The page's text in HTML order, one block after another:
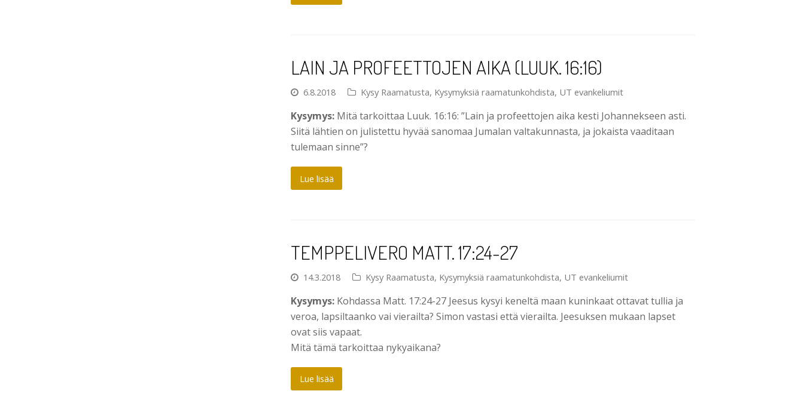
LAIN JA PROFEETTOJEN AIKA (LUUK. 16:16)
6.8.2018 Kysy Raamatusta, Kysymyksiä raamatunkohdista, UT evankeliumit
Kysymys: Mitä tarkoittaa Luuk. 16:16: ”Lain ja profeettojen aika kesti Johannekseen asti.
Siitä lähtien on julistettu hyvää sanomaa Jumalan valtakunnasta, ja jokaista vaaditaan
tulemaan sinne”?
Lue lisää
TEMPPELIVERO MATT. 17:24-27
14.3.2018 Kysy Raamatusta, Kysymyksiä raamatunkohdista, UT evankeliumit
Kysymys: Kohdassa Matt. 17:24-27 Jeesus kysyi keneltä maan kuninkaat ottavat tullia ja
veroa, lapsiltaanko vai vierailta? Simon vastasi että vierailta. Jeesuksen mukaan lapset
ovat siis vapaat.
Mitä tämä tarkoittaa nykyaikana?
Lue lisää